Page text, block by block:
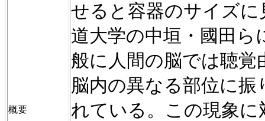
概要
せると容器のサイズ
道大学の中垣・國田
般に人間の脳では聴覚
脳内の異なる部位に振
れている。 この現象